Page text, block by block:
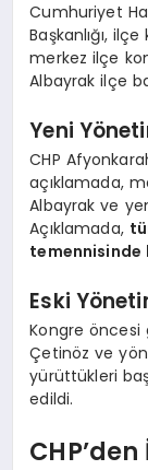
SAĞLIK
TEKNOLOJI
Cumhuriyet
Başkanlığı,
merkez ilçe
Albayrak ilçe
Yeni
CHP
açıklamada,
Albayrak ve
Açıklamada,
temennisinde
Eski
Kongre öncesi
Çetinöz ve
yürüttükleri
edildi.